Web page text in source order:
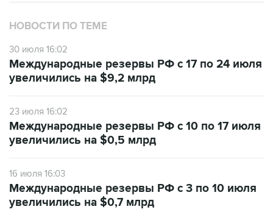
НОВОСТИ ПО ТЕМЕ
30 июля 16:02
Международные резервы РФ с 17 по 24 июля
увеличились на $9,2 млрд
23 июля 16:02
Международные резервы РФ с 10 по 17 июля
увеличились на $0,5 млрд
16 июля 16:03
Международные резервы РФ с 3 по 10 июля
увеличились на $0,7 млрд